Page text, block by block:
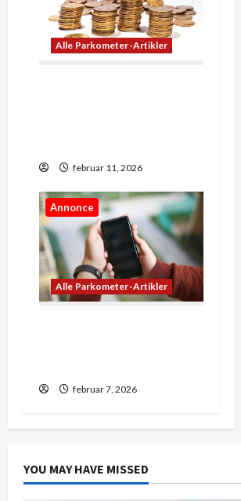
Alle Parkometer-Artikler
februar 11, 2026
Annonce
Alle Parkometer-Artikler
februar 7, 2026
YOU MAY HAVE MISSED